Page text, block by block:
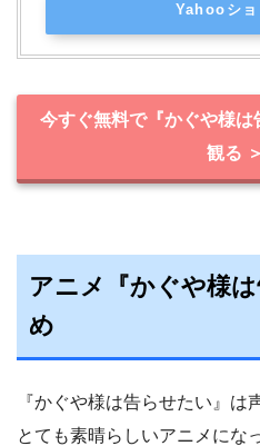
Yahooシ
今すぐ無料で『かぐや様
観る
アニメ『かぐや様
め
『かぐや様は告らせたい』は
とても素晴らしいアニメにな